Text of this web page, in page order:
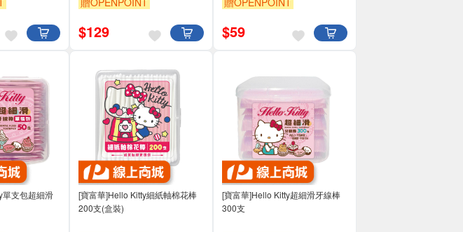
$129 $59
支包超細滑
[寶富華]Hello Kitty細紙軸棉花棒
200支(盒裝)
[寶富華]Hello Kitty超細滑牙線棒
300支